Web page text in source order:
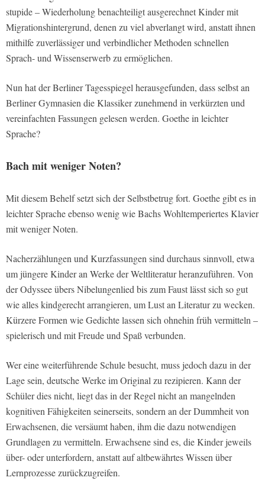
stupide – Wiederholung benachteiligt ausgerechnet Kinder mit
Migrationshintergrund, denen zu viel abverlangt wird, anstatt ihnen
mithilfe zuverlässiger und verbindlicher Methoden schnellen
Sprach- und Wissenserwerb zu ermöglichen.
Nun hat der Berliner Tagesspiegel herausgefunden, dass selbst an
Berliner Gymnasien die Klassiker zunehmend in verkürzten und
vereinfachten Fassungen gelesen werden. Goethe in leichter
Sprache?
Bach mit weniger Noten?
Mit diesem Behelf setzt sich der Selbstbetrug fort. Goethe gibt es in
leichter Sprache ebenso wenig wie Bachs Wohltemperiertes Klavier
mit weniger Noten.
Nacherzählungen und Kurzfassungen sind durchaus sinnvoll, etwa
um jüngere Kinder an Werke der Weltliteratur heranzuführen. Von
der Odyssee übers Nibelungenlied bis zum Faust lässt sich so gut
wie alles kindgerecht arrangieren, um Lust an Literatur zu wecken.
Kürzere Formen wie Gedichte lassen sich ohnehin früh vermitteln –
spielerisch und mit Freude und Spaß verbunden.
Wer eine weiterführende Schule besucht, muss jedoch dazu in der
Lage sein, deutsche Werke im Original zu rezipieren. Kann der
Schüler dies nicht, liegt das in der Regel nicht an mangelnden
kognitiven Fähigkeiten seinerseits, sondern an der Dummheit von
Erwachsenen, die versäumt haben, ihm die dazu notwendigen
Grundlagen zu vermitteln. Erwachsene sind es, die Kinder jeweils
über- oder unterfordern, anstatt auf altbewährtes Wissen über
Lernprozesse zurückzugreifen.